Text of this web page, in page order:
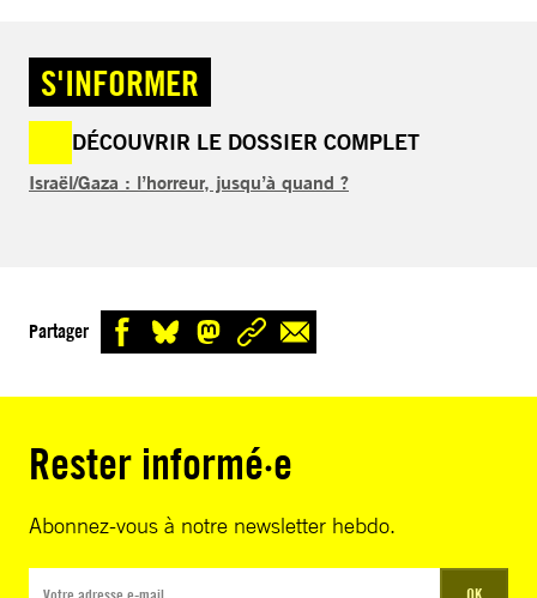
S'INFORMER
DÉCOUVRIR LE DOSSIER COMPLET
Israël/Gaza : l’horreur, jusqu’à quand ?
Partager
Rester informé·e
Abonnez-vous à notre newsletter hebdo.
OK